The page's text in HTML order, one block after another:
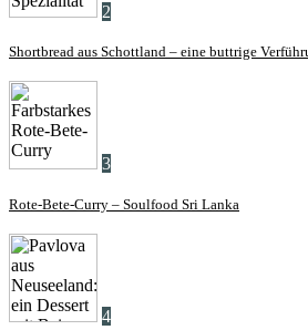
2
Shortbread aus Schottland – eine buttrige
3
Rote-Bete-Curry – Soulfood Sri Lanka
4